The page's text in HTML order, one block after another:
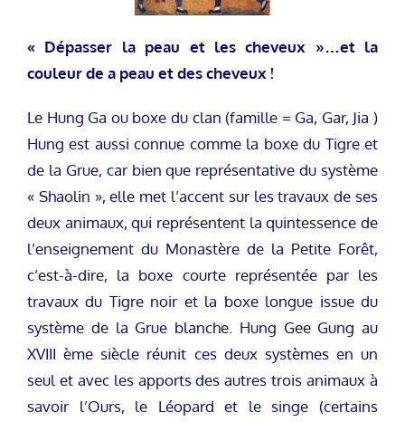
« Dépasser la peau et les cheveux »…et la
couleur de a peau et des cheveux !
Le Hung Ga ou boxe du clan (famille = Ga, Gar, Jia )
Hung est aussi connue comme la boxe du Tigre et
de la Grue, car bien que représentative du système
« Shaolin », elle met l’accent sur les travaux de ses
deux animaux, qui représentent la quintessence de
l’enseignement du Monastère de la Petite Forêt,
c’est-à-dire, la boxe courte représentée par les
travaux du Tigre noir et la boxe longue issue du
système de la Grue blanche. Hung Gee Gung au
XVIII ème siècle réunit ces deux systèmes en un
seul et avec les apports des autres trois animaux à
savoir l’Ours, le Léopard et le singe (certains